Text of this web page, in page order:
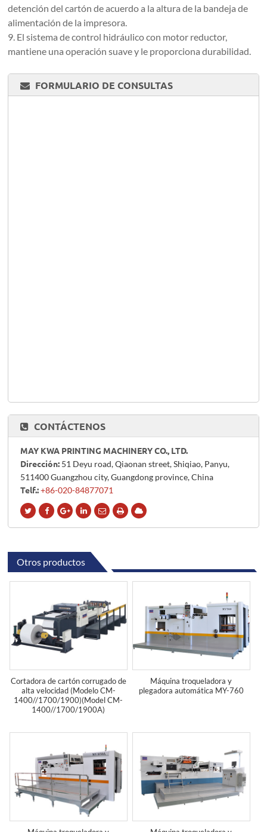
detención del cartón de acuerdo a la altura de la bandeja de
alimentación de la impresora.
9. El sistema de control hidráulico con motor reductor,
mantiene una operación suave y le proporciona durabilidad.
FORMULARIO DE CONSULTAS
CONTÁCTENOS
MAY KWA PRINTING MACHINERY CO., LTD.
Dirección: 51 Deyu road, Qiaonan street, Shiqiao, Panyu,
511400 Guangzhou city, Guangdong province, China
Telf.: +86-020-84877071
Otros productos
Cortadora de cartón corrugado de
alta velocidad (Modelo CM-
1400//1700/1900)(Model CM-
1400//1700/1900A)
Máquina troqueladora y
plegadora automática MY-760